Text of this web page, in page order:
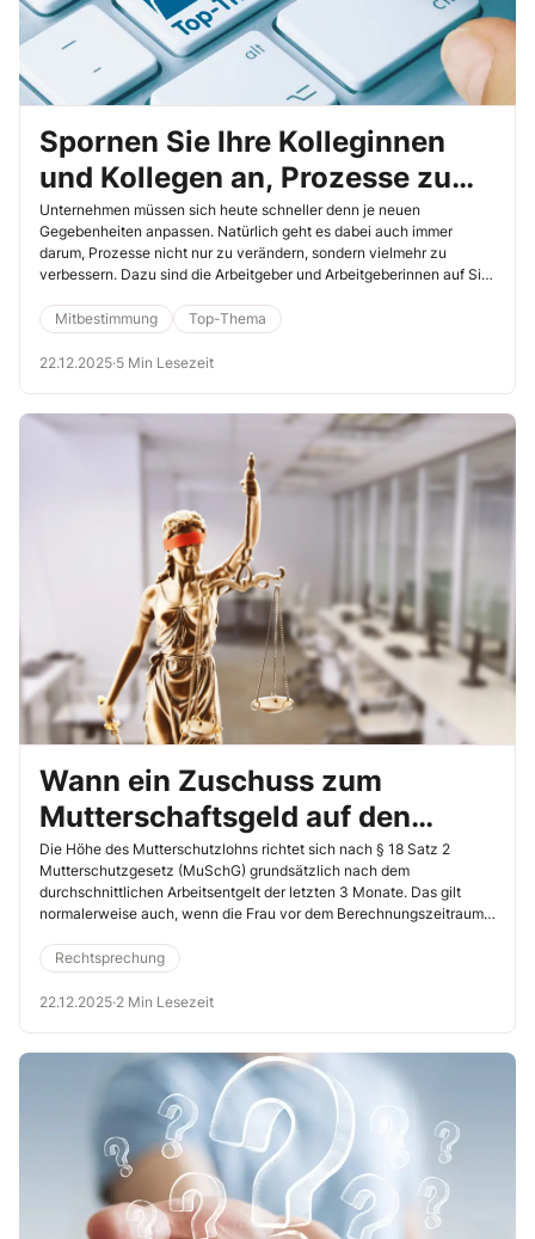
Spornen Sie Ihre Kolleginnen
und Kollegen an, Prozesse zu
verbessern
Unternehmen müssen sich heute schneller denn je neuen
Gegebenheiten anpassen. Natürlich geht es dabei auch immer
darum, Prozesse nicht nur zu verändern, sondern vielmehr zu
verbessern. Dazu sind die Arbeitgeber und Arbeitgeberinnen auf Sie
Schließlich kennen die Kolleginnen und Kollegen, die einzelne
Prozesse umsetzen, diese viel besser als alle anderen. Sie können
deshalb das Verbesserungspotenzial schneller erkennen. Fragen, die
Kolleginnen und Kollegen beantwortet werden.
Mitbestimmung Top-Thema
22.12.2025·5 Min Lesezeit
Wann ein Zuschuss zum
Mutterschaftsgeld auf den
Referenzzeitraum anzurechnen
ist
Die Höhe des Mutterschutzlohns richtet sich nach § 18 Satz 2
Mutterschutzgesetz (MuSchG) grundsätzlich nach dem
durchschnittlichen Arbeitsentgelt der letzten 3 Monate. Das gilt
normalerweise auch, wenn die Frau vor dem Berechnungszeitraum
nur ausnahmsweise dann nicht zugrunde gelegt, wenn die
Vergütung der betroffenen Arbeitnehmerin in ungewöhnlichem Maß
schwankt. In diesem Fall ist dann auf den Durchschnittsverdienst
musste jetzt das Bundesarbeitsgericht (BAG) entscheiden (9.9.2025,
Rechtsprechung
22.12.2025·2 Min Lesezeit